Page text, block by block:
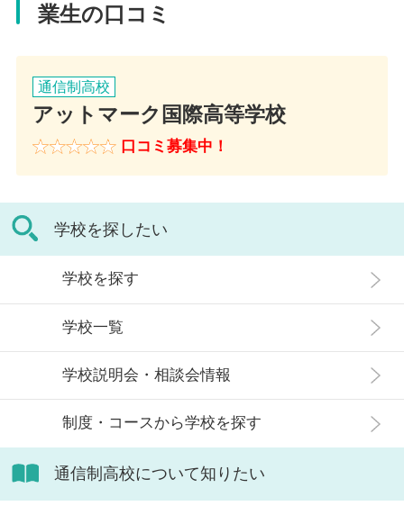
業生の口コミ
通信制高校
アットマーク国際高等学校
口コミ募集中！
学校を探したい
学校を探す
学校一覧
学校説明会・相談会情報
制度・コースから学校を探す
通信制高校について知りたい